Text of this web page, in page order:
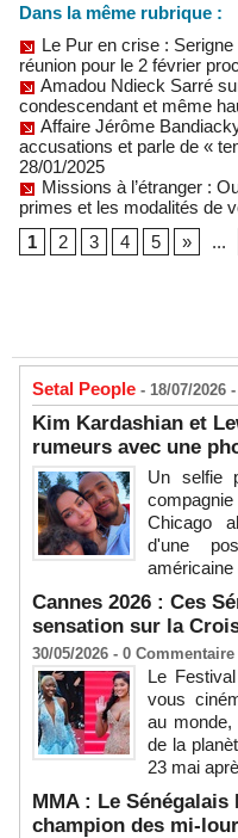
Dans la même rubrique :
Le Pur en crise :
réunion pour le 2 février
Amadou Ndieck Sarré
condescendant et même
Affaire Jérôme
accusations et parle de «
28/01/2025
Missions à l’étranger :
primes et les modalités de
1
2 3 4 5 » ...
Setal People - 18/07/2026 -
Kim Kardashian et
rumeurs avec une
Un selfie
Chicago
d'une
américaine
Cannes 2026 : Ces
sensation sur la
30/05/2026 - 0 Commentaire
Le
vous
au monde,
de la
23 mai
MMA : Le
champion des mi-